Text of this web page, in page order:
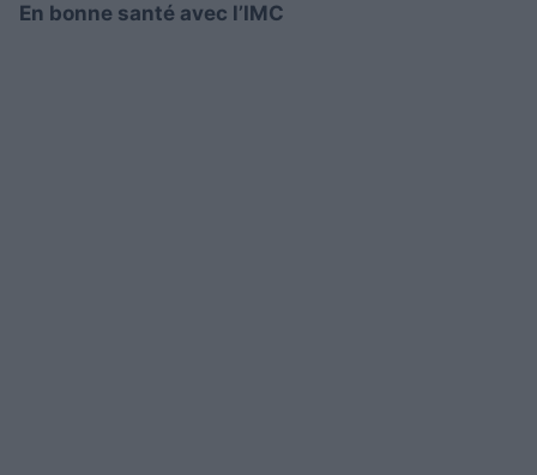
En bonne santé avec l’IMC